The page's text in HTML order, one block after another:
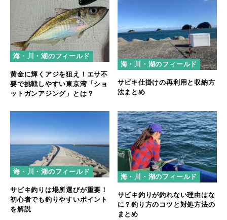
海・川・湖のフィールド
黄金に輝くアジを狙え！エサ不
要で挑戦しやすい東京湾「ショ
ットガンアジング」とは？
海・川・湖のフィールド
サビキ仕掛けの再利用と収納方
法まとめ
海・川・湖のフィールド
サビキ釣りは場所選びが重要！
初心者でも釣りやすいポイント
を解説
海・川・湖のフィールド
サビキ釣りが釣れない理由はな
に？釣り方のコツと対処方法の
まとめ